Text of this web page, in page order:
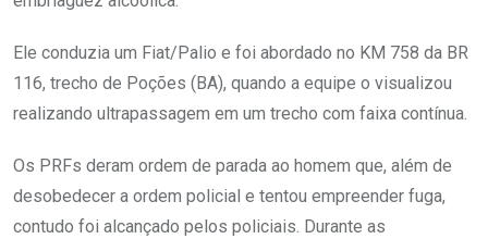
Ele conduzia um Fiat/Palio e foi abordado no KM 758 da BR
116, trecho de Poções (BA), quando a equipe o visualizou
realizando ultrapassagem em um trecho com faixa contínua.
Os PRFs deram ordem de parada ao homem que, além de
desobedecer a ordem policial e tentou empreender fuga,
contudo foi alcançado pelos policiais. Durante as